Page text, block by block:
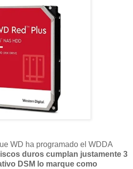
WD ha programado el WDDA
duros cumplan justamente 3
DSM lo marque como